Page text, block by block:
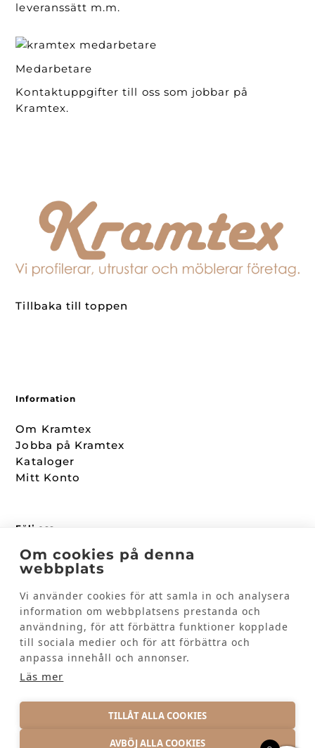
Om cookies på denna
webbplats
Vi använder cookies för att samla in och analysera
information om webbplatsens prestanda och
användning, för att förbättra funktioner kopplade
till sociala medier och för att förbättra och
anpassa innehåll och annonser.
Läs mer
TILLÅT ALLA COOKIES
AVBÖJ ALLA COOKIES
leveranssätt m.m.
Medarbetare
Kontaktuppgifter till oss som jobbar på
Kramtex.
Tillbaka till toppen
Information
Om Kramtex
Jobba på Kramtex
Kataloger
Mitt Konto
Följ oss
Facebook
Kundinformation
Kontakta oss
Vanliga frågor